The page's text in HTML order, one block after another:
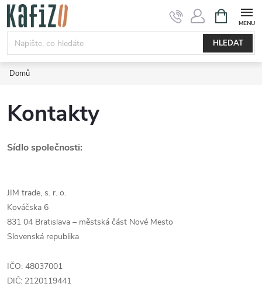
Přejít
obsah
HLEDAT
NÁKUPNÍ
KOŠÍK
Domů
Kontakty
Sídlo společnosti:
JIM trade, s. r. o.
Kováčska 6
831 04 Bratislava – městská část Nové Mesto
Slovenská republika
IČO: 48037001
DIČ: 2120119441